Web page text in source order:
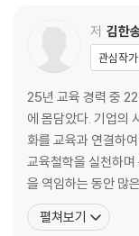
내 가슴에 새긴 그의 한
인생, 태도가 전부다 _
No pain, no gain! 고
인생 날로 먹고 싶다 _
모든 문제에는 항상 해
나의 삶이 된 네 가지
오늘도 칭찬 한 스푼 _ 김
고객의 불편 속에 비즈
저 김한
관심작
25년 교육 경력 중
에 몸담았다. 기업의
화를 교육과 연결하
교육철학을 실천하
을 역임하는 동안 많
을 멈추지 않았다. 그
로운 삶을 살아내고 있다. 부모교육에 애정을 가지고 “좋은
펼쳐보기